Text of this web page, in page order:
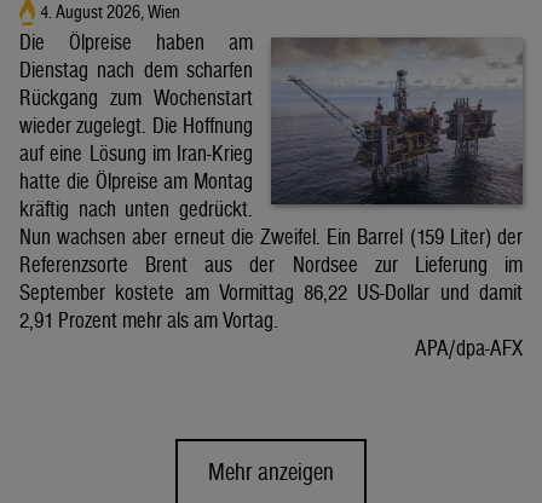
4. August 2026, Wien
Die Ölpreise haben am
Dienstag nach dem scharfen
Rückgang zum Wochenstart
wieder zugelegt. Die Hoffnung
auf eine Lösung im Iran-Krieg
hatte die Ölpreise am Montag
kräftig nach unten gedrückt.
Nun wachsen aber erneut die Zweifel. Ein Barrel (159 Liter) der
Referenzsorte Brent aus der Nordsee zur Lieferung im
September kostete am Vormittag 86,22 US-Dollar und damit
2,91 Prozent mehr als am Vortag.
APA/dpa-AFX
Mehr anzeigen